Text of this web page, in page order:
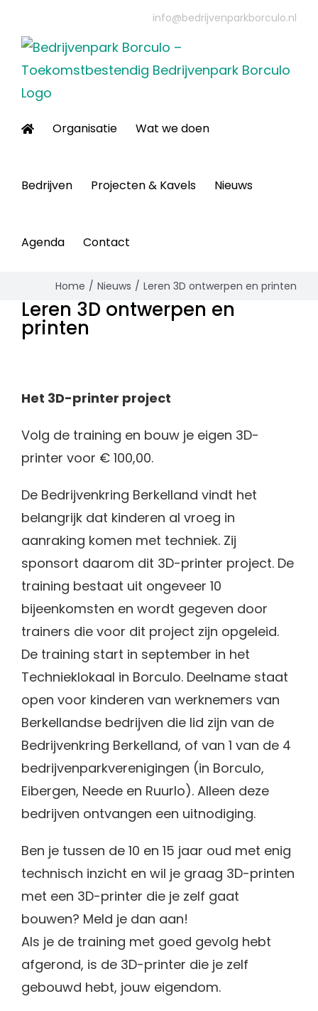
naar
inhoud
info@bedrijvenparkborculo.nl
Organisatie Wat we doen
Bedrijven Projecten & Kavels Nieuws
Agenda Contact
Home Nieuws Leren 3D ontwerpen en printen
Leren 3D ontwerpen en
printen
Het 3D-printer project
Volg de training en bouw je eigen 3D-
printer voor € 100,00.
De Bedrijvenkring Berkelland vindt het
belangrijk dat kinderen al vroeg in
aanraking komen met techniek. Zij
sponsort daarom dit 3D-printer project. De
training bestaat uit ongeveer 10
bijeenkomsten en wordt gegeven door
trainers die voor dit project zijn opgeleid.
De training start in september in het
Technieklokaal in Borculo. Deelname staat
open voor kinderen van werknemers van
Berkellandse bedrijven die lid zijn van de
Bedrijvenkring Berkelland, of van 1 van de 4
bedrijvenparkverenigingen (in Borculo,
Eibergen, Neede en Ruurlo). Alleen deze
bedrijven ontvangen een uitnodiging.
Ben je tussen de 10 en 15 jaar oud met enig
technisch inzicht en wil je graag 3D-printen
met een 3D-printer die je zelf gaat
bouwen? Meld je dan aan!
Als je de training met goed gevolg hebt
afgerond, is de 3D-printer die je zelf
gebouwd hebt, jouw eigendom.